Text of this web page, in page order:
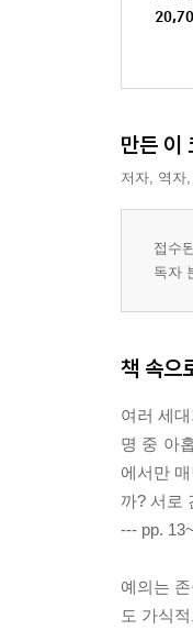
만든 이
저자, 역자
접수
독자
책 속으
여러 세
명 중 아
에서만
까? 서로
--- pp.
예의는
도 가식